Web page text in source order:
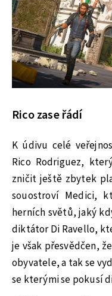
Rico zase řádí
K údivu celé
Rico Rodriguez,
zničit ještě zbytek
souostroví Medici,
herních světů, jaký
diktátor Di Ravello,
je však přesvědčen,
obyvatele, a tak se
se kterými se pokusí